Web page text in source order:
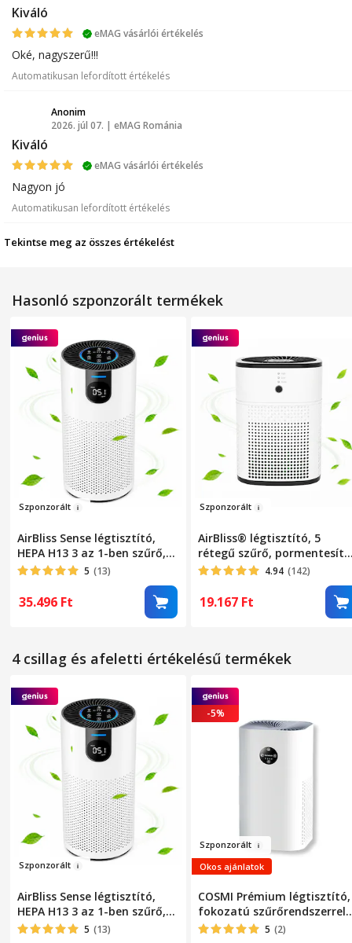
Kiváló
eMAG vásárlói értékelés
Oké, nagyszerű!!!
Automatikusan lefordított értékelés
Anonim
2026. júl 07. | eMAG Románia
Kiváló
eMAG vásárlói értékelés
Nagyon jó
Automatikusan lefordított értékelés
Tekintse meg az összes értékelést
Hasonló szponzorált termékek
Szponzorált
AirBliss Sense légtisztító,
HEPA H13 3 az 1-ben szűrő,
aktív szén, pormentesítő,
érzékelő/valós idejű
levegőminőség-jelző, LED
automata mód, alvó mód, 1-
24 órás időzítő, fehér
5 (13)
35.496 Ft
Szponzorált
AirBliss® légtisztító, 5
rétegű szűrő,
HEPA, baktériumellenes,
aktív szén,
aromaterápiás diffúzor,
20 nm-ig tisztít, 3
hordozható, néma, Fehér
4.94 (142)
19.167 Ft
4 csillag és afeletti értékelésű termékek
Szponzorált
AirBliss Sense légtisztító,
HEPA H13 3 az 1-ben szűrő,
aktív szén, pormentesítő,
5 (13)
-5%
Szponzorált
Okos ajánlatok
COSMI Prémium
fokozatú szűrőrendszerrel
(beleértve a HEPA/FAQ-t),
5 (2)